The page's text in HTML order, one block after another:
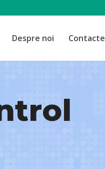
Despre noi Contacte